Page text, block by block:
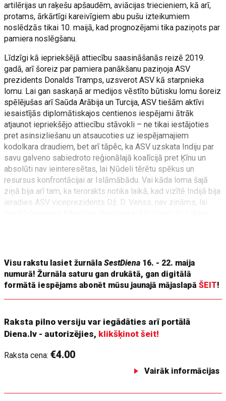
artilērijas un raķešu apšaudēm, aviācijas triecieniem, kā arī,
protams, ārkārtīgi kareivīgiem abu pušu izteikumiem
noslēdzās tikai 10. maijā, kad prognozējami tika paziņots par
pamiera noslēgšanu.
Līdzīgi kā iepriekšējā attiecību saasināšanās reizē 2019.
gadā, arī šoreiz par pamiera panākšanu paziņoja ASV
prezidents Donalds Tramps, uzsverot ASV kā starpnieka
lomu. Lai gan saskaņā ar medijos vēstīto būtisku lomu šoreiz
spēlējušas arī Saūda Arābija un Turcija, ASV tiešām aktīvi
iesaistījās diplomātiskajos centienos iespējami ātrāk
atjaunot iepriekšējo attiecību stāvokli – ne tikai iestājoties
pret asinsizliešanu un atsaucoties uz iespējamajiem
kodolkara draudiem, bet arī tāpēc, ka ASV uzskata Indiju par
savu galveno sabiedroto reģionālajā koalīcijā pret Ķīnu un
absolūti nav ieinteresētas, lai Ņūdeli tērētu spēkus un
resursus konfrontācijai ar Islāmābādu. Vai kāda loma šajā
ziņā bija arī tam, ka terorakts notika laikā, kad vizītē Indijā bija
ieradies ASV viceprezidents Dž. D. Venss, nav zināms, lai
Visu rakstu lasiet žurnālaSestDiena 16. - 22. maija
numurā! Žurnāla saturu gan drukātā, gan digitālā
formātā iespējams abonēt mūsu jaunajā mājaslapāŠEIT!
Raksta pilno versiju var iegādāties arī portālā
Diena.lv - autorizējies, klikšķinot šeit!
Raksta cena:€4.00
Vairāk informācijas